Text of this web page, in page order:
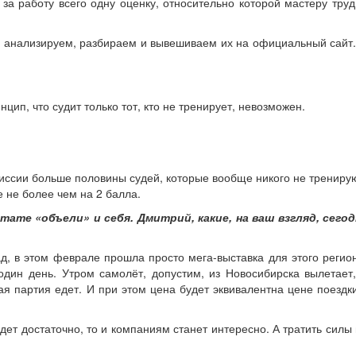
разбираем и вывешиваем их на официальный
что судит только тот, кто не тренирует, невозможен.
больше половины судей, которые вообще никого не
не более чем на 2 балла.
«объели» и себя. Дмитрий, какие, на ваш взгляд,
в этом феврале прошла просто мега-выставка для этого
день. Утром самолёт, допустим, из Новосибирска
партия едет. И при этом цена будет эквивалентна цене
достаточно, то и компаниям станет интересно. А тратить силы